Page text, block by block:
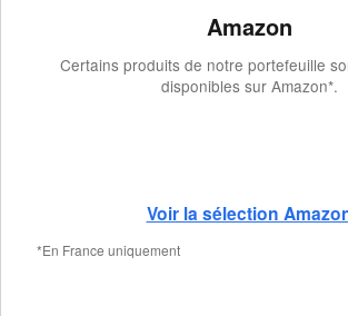
Amazon
Certains produits de notre portefeuille
disponibles sur Amazon*.
Voir la sélection
*En France uniquement